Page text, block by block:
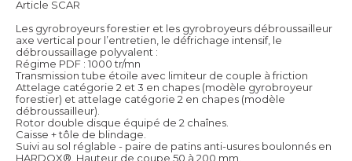
Article SCAR
Les gyrobroyeurs forestier et les gyrobroyeurs débroussailleur
axe vertical pour l’entretien, le défrichage intensif, le
débroussaillage polyvalent :
Régime PDF : 1000 tr/mn
Transmission tube étoile avec limiteur de couple à friction
Attelage catégorie 2 et 3 en chapes (modèle gyrobroyeur
forestier) et attelage catégorie 2 en chapes (modèle
débroussailleur).
Rotor double disque équipé de 2 chaînes.
Caisse + tôle de blindage.
Suivi au sol réglable - paire de patins anti-usures boulonnés en
HARDOX®. Hauteur de coupe 50 à 200 mm.